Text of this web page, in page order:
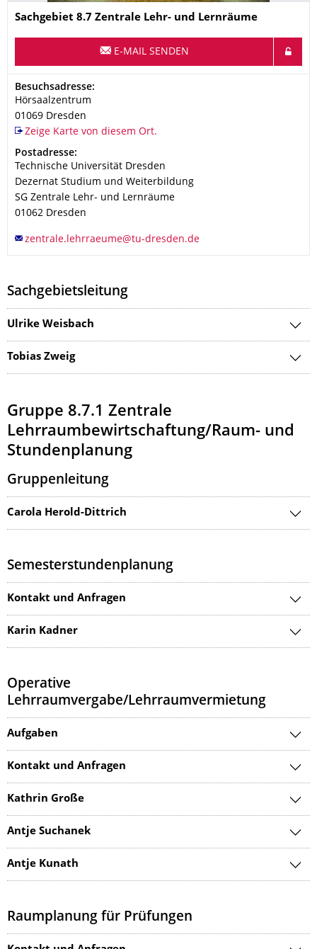
Name
Sachgebiet 8.7 Zentrale Lehr- und Lernräume
E-MAIL SENDEN
Adresse
Besuchsadresse:
Hörsaalzentrum
01069 Dresden
Zeige Karte von diesem Ort.
Adresse
Postadresse:
Technische Universität Dresden
Dezernat Studium und Weiterbildung
SG Zentrale Lehr- und Lernräume
01062 Dresden
Sachgebietsleitung
Ulrike Weisbach
Tobias Zweig
Gruppe 8.7.1 Zentrale
Lehrraumbewirtschaftung/Raum- und
Stundenplanung
Gruppenleitung
Carola Herold-Dittrich
Semesterstundenplanung
Kontakt und Anfragen
Karin Kadner
Operative
Lehrraumvergabe/Lehrraumvermietung
Aufgaben
Kontakt und Anfragen
Kathrin Große
Antje Suchanek
Antje Kunath
Raumplanung für Prüfungen